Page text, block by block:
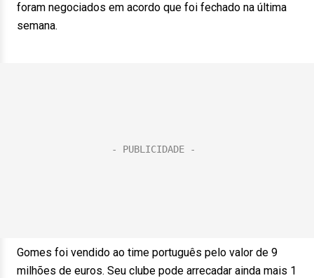
foram negociados em acordo que foi fechado na última
semana.
Gomes foi vendido ao time português pelo valor de 9
milhões de euros. Seu clube pode arrecadar ainda mais 1